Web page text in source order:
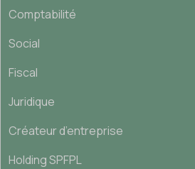
Comptabilité
Social
Fiscal
Juridique
Créateur d’entreprise
Holding SPFPL